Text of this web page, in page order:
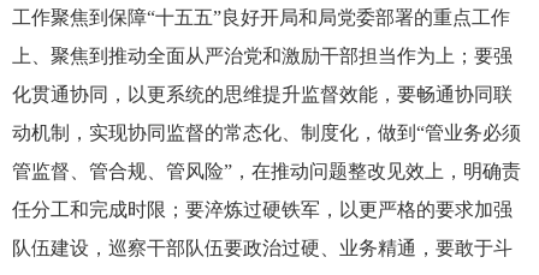
工作聚焦到保障“十五五”良好开局和局党委部署的重点工作
上、聚焦到推动全面从严治党和激励干部担当作为上；要强
化贯通协同，以更系统的思维提升监督效能，要畅通协同联
动机制，实现协同监督的常态化、制度化，做到“管业务必须
管监督、管合规、管风险”，在推动问题整改见效上，明确责
任分工和完成时限；要淬炼过硬铁军，以更严格的要求加强
队伍建设，巡察干部队伍要政治过硬、业务精通，要敢于斗